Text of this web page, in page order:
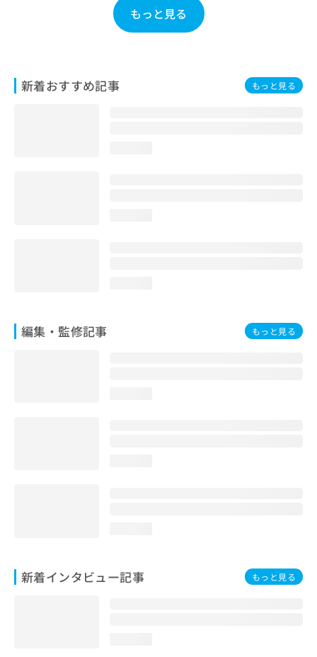
もっと見る
新着おすすめ記事 もっと見る
編集・監修記事 もっと見る
新着インタビュー記事 もっと見る
せ
は